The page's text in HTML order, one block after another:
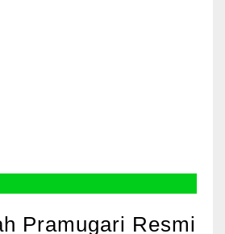
Pramugari Resmi